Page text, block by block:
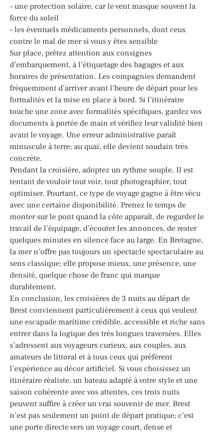
– une protection solaire, car le vent masque souvent la
force du soleil
– les éventuels médicaments personnels, dont ceux
contre le mal de mer si vous y êtes sensible
Sur place, prêtez attention aux consignes
d’embarquement, à l’étiquetage des bagages et aux
horaires de présentation. Les compagnies demandent
fréquemment d’arriver avant l’heure de départ pour les
formalités et la mise en place à bord. Si l’itinéraire
touche une zone avec formalités spécifiques, gardez vos
documents à portée de main et vérifiez leur validité bien
avant le voyage. Une erreur administrative paraît
minuscule à terre; au quai, elle devient soudain très
concrète.
Pendant la croisière, adoptez un rythme souple. Il est
tentant de vouloir tout voir, tout photographier, tout
optimiser. Pourtant, ce type de voyage gagne à être vécu
avec une certaine disponibilité. Prenez le temps de
monter sur le pont quand la côte apparaît, de regarder le
travail de l’équipage, d’écouter les annonces, de rester
quelques minutes en silence face au large. En Bretagne,
la mer n’offre pas toujours un spectacle spectaculaire au
sens classique; elle propose mieux, une présence, une
densité, quelque chose de franc qui marque
durablement.
En conclusion, les croisières de 3 nuits au départ de
Brest conviennent particulièrement à ceux qui veulent
une escapade maritime crédible, accessible et riche sans
entrer dans la logique des très longues traversées. Elles
s’adressent aux voyageurs curieux, aux couples, aux
amateurs de littoral et à tous ceux qui préfèrent
l’expérience au décor artificiel. Si vous choisissez un
itinéraire réaliste, un bateau adapté à votre style et une
saison cohérente avec vos attentes, ces trois nuits
peuvent suffire à créer un vrai souvenir de mer. Brest
n’est pas seulement un point de départ pratique; c’est
une porte directe vers un voyage court, dense et